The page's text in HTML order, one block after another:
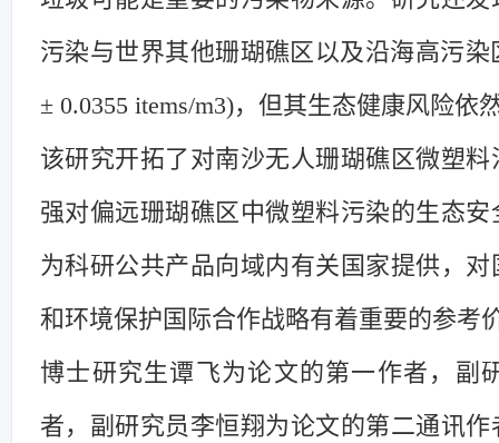
污染与世界其他珊瑚礁区以及沿海高污染
± 0.0355 items/m3)，但其生态健康风险依
该研究开拓了对南沙无人珊瑚礁区微塑
强对偏远珊瑚礁区中微塑料污染的生态
为科研公共产品向域内有关国家提供，
和环境保护国际合作战略有着重要的参考
博士研究生谭飞为论文的第一作者，副
者，副研究员李恒翔为论文的第二通讯